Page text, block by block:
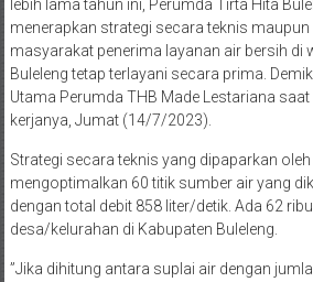
lebih lama tahun ini, Perumda Tirta Hita
menerapkan strategi secara teknis
masyarakat penerima layanan air bersih di
Buleleng tetap terlayani secara prima.
Utama Perumda THB Made Lestariana
kerjanya, Jumat (14/7/2023).
Strategi secara teknis yang dipaparkan
mengoptimalkan 60 titik sumber air yang
dengan total debit 858 liter/detik. Ada 62
desa/kelurahan di Kabupaten Buleleng.
”Jika dihitung antara suplai air dengan